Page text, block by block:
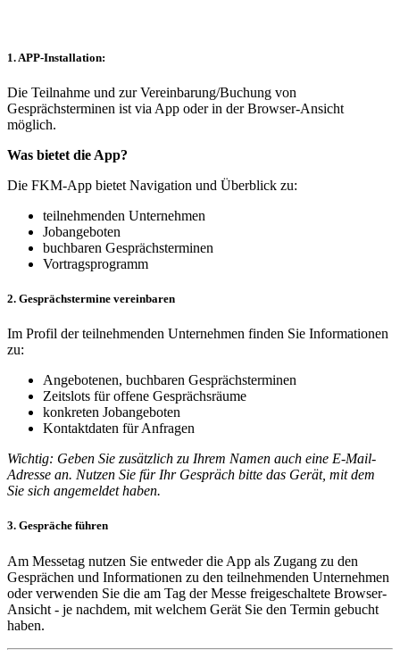
1. APP-Installation:
Die Teilnahme und zur Vereinbarung/Buchung von
Gesprächsterminen ist via App oder in der Browser-Ansicht
möglich.
Was bietet die App?
Die FKM-App bietet Navigation und Überblick zu:
teilnehmenden Unternehmen
Jobangeboten
buchbaren Gesprächsterminen
Vortragsprogramm
2. Gesprächstermine vereinbaren
Im Profil der teilnehmenden Unternehmen finden Sie Informationen
zu:
Angebotenen, buchbaren Gesprächsterminen
Zeitslots für offene Gesprächsräume
konkreten Jobangeboten
Kontaktdaten für Anfragen
Wichtig: Geben Sie zusätzlich zu Ihrem Namen auch eine E-Mail-
Adresse an. Nutzen Sie für Ihr Gespräch bitte das Gerät, mit dem
Sie sich angemeldet haben.
3. Gespräche führen
Am Messetag nutzen Sie entweder die App als Zugang zu den
Gesprächen und Informationen zu den teilnehmenden Unternehmen
oder verwenden Sie die am Tag der Messe freigeschaltete Browser-
Ansicht - je nachdem, mit welchem Gerät Sie den Termin gebucht
haben.